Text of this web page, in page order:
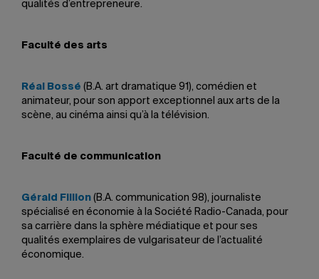
qualités d’entrepreneure.
Faculté des arts
Réal Bossé (B.A. art dramatique 91), comédien et
animateur, pour son apport exceptionnel aux arts de la
scène, au cinéma ainsi qu’à la télévision.
Faculté de communication
Gérald Fillion (B.A. communication 98), journaliste
spécialisé en économie à la Société Radio-Canada, pour
sa carrière dans la sphère médiatique et pour ses
qualités exemplaires de vulgarisateur de l’actualité
économique.